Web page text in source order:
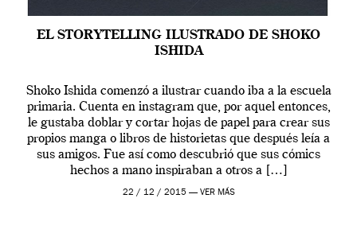
EL STORYTELLING ILUSTRADO DE SHOKO
ISHIDA
Shoko Ishida comenzó a ilustrar cuando iba a la escuela
primaria. Cuenta en instagram que, por aquel entonces,
le gustaba doblar y cortar hojas de papel para crear sus
propios manga o libros de historietas que después leía a
sus amigos. Fue así como descubrió que sus cómics
hechos a mano inspiraban a otros a […]
22 / 12 / 2015 — VER MÁS